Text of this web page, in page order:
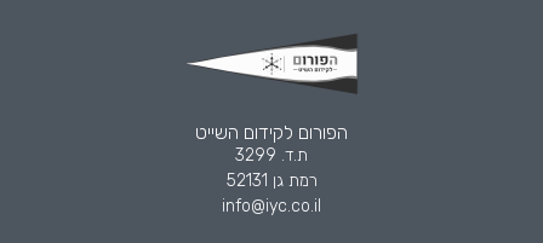
הפורום לקידום השייט
ת.ד. 3299
רמת גן 52131
info@iyc.co.il